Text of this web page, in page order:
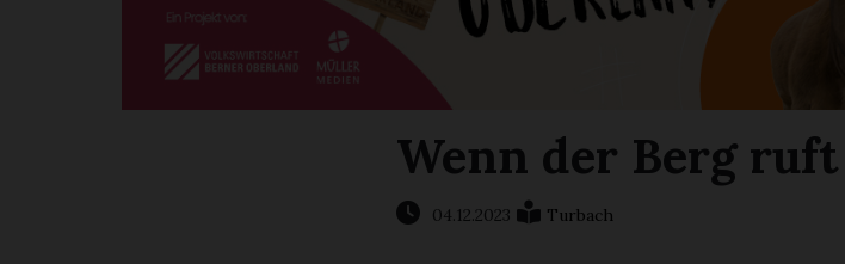
Wenn der Berg ruft
04.12.2023 Turbach